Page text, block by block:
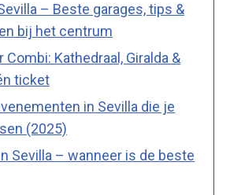
– Beste garages, tips &
bij het centrum
Combi: Kathedraal, Giralda &
ticket
in Sevilla die je
(2025)
Sevilla – wanneer is de beste